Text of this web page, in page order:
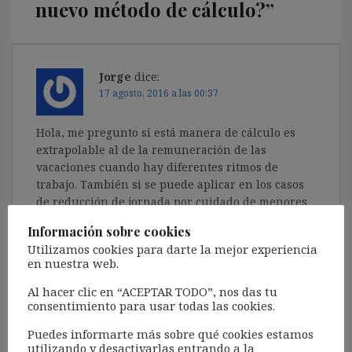
nuevo método de cálculo?”
Jorge dice:
17 agosto, 2016 a las 00:37
Hola, me pregunto si está manera de cálculo es
extrapolable al de la remuneración de las
vacaciones cuando hay diferentes ritmos de
trabajo. También si se puede aplicar en los casos
de reducción de jornada por cuidado de menores
He descubierto el blog hace poco y me parece muy
interesante.
Información sobre cookies
Utilizamos cookies para darte la mejor experiencia
en nuestra web.
Al hacer clic en “ACEPTAR TODO”, nos das tu
consentimiento para usar todas las cookies.
Puedes informarte más sobre qué cookies estamos
utilizando y desactivarlas entrando a la